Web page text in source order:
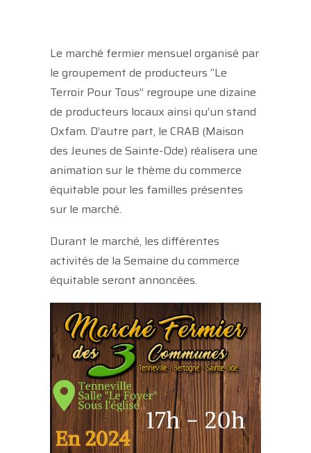
Le marché fermier mensuel organisé par
le groupement de producteurs “Le
Terroir Pour Tous” regroupe une dizaine
de producteurs locaux ainsi qu’un stand
Oxfam. D’autre part, le CRAB (Maison
des Jeunes de Sainte-Ode) réalisera une
animation sur le thème du commerce
équitable pour les familles présentes
sur le marché.
Durant le marché, les différentes
activités de la Semaine du commerce
équitable seront annoncées.